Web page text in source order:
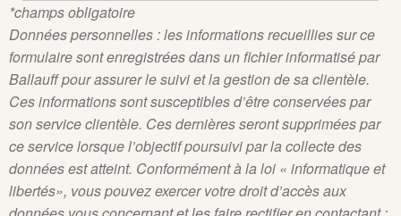
*champs obligatoire
Données personnelles : les informations recueillies sur ce
formulaire sont enregistrées dans un fichier informatisé par
Ballauff pour assurer le suivi et la gestion de sa clientèle.
Ces informations sont susceptibles d’être conservées par
son service clientèle. Ces dernières seront supprimées par
ce service lorsque l’objectif poursuivi par la collecte des
données est atteint. Conformément à la loi « informatique et
libertés», vous pouvez exercer votre droit d’accès aux